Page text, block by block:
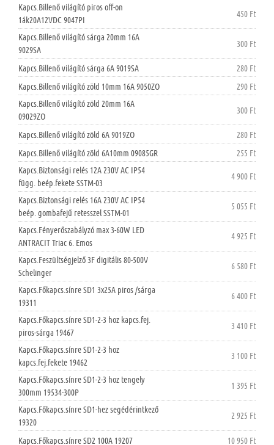
Kapcs.Billenő világító piros off-on
1ák20A12VDC 9047PI
450 Ft
Kapcs.Billenő világító sárga 20mm 16A
9029SA
300 Ft
Kapcs.Billenő világító sárga 6A 9019SA
280 Ft
Kapcs.Billenő világító zöld 10mm 16A 9050ZO
290 Ft
Kapcs.Billenő világító zöld 20mm 16A
09029ZO
300 Ft
Kapcs.Billenő világító zöld 6A 9019ZO
280 Ft
Kapcs.Billenő világító zöld 6A10mm 09085GR
255 Ft
Kapcs.Biztonsági relés 12A 230V AC IP54
függ. beép.fekete SSTM-03
4 900 Ft
Kapcs.Biztonsági relés 16A 230V AC IP54
beép. gombafejű retesszel SSTM-01
5 055 Ft
Kapcs.Fényerőszabályzó max 3-60W LED
ANTRACIT Triac 6. Emos
4 925 Ft
Kapcs.Feszültségjelző 3F digitális 80-500V
Schelinger
6 580 Ft
Kapcs.Főkapcs.sínre SD1 3x25A piros /sárga
19311
6 400 Ft
Kapcs.Főkapcs.sínre SD1-2-3 hoz kapcs.fej.
piros-sárga 19467
3 410 Ft
Kapcs.Főkapcs.sínre SD1-2-3 hoz
kapcs.fej.fekete 19462
3 100 Ft
Kapcs.Főkapcs.sínre SD1-2-3 hoz tengely
300mm 19534-300P
1 395 Ft
Kapcs.Főkapcs.sínre SD1-hez segédérintkező
19320
2 925 Ft
Kapcs.Főkapcs.sínre SD2 100A 19207 10 950 Ft